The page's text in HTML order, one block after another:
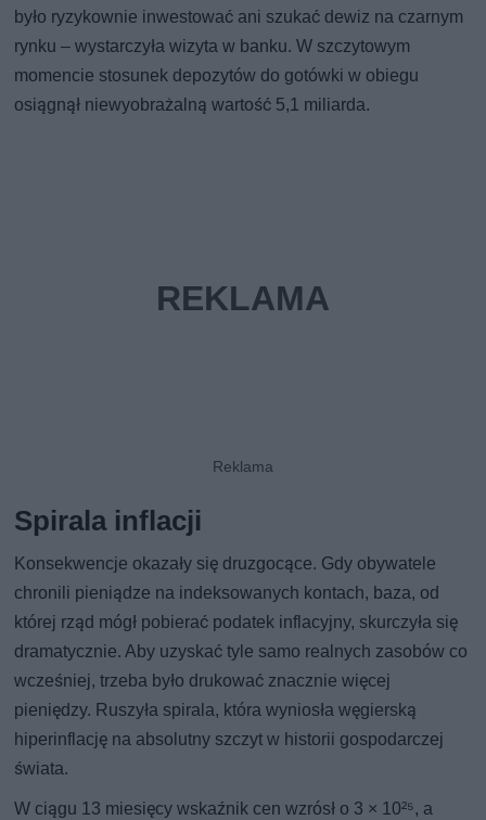
było ryzykownie inwestować ani szukać dewiz na czarnym
rynku – wystarczyła wizyta w banku. W szczytowym
momencie stosunek depozytów do gotówki w obiegu
osiągnął niewyobrażalną wartość 5,1 miliarda.
Spirala inflacji
Konsekwencje okazały się druzgocące. Gdy obywatele
chronili pieniądze na indeksowanych kontach, baza, od
której rząd mógł pobierać podatek inflacyjny, skurczyła się
dramatycznie. Aby uzyskać tyle samo realnych zasobów co
wcześniej, trzeba było drukować znacznie więcej
pieniędzy. Ruszyła spirala, która wyniosła węgierską
hiperinflację na absolutny szczyt w historii gospodarczej
świata.
W ciągu 13 miesięcy wskaźnik cen wzrósł o 3 × 10²⁵, a